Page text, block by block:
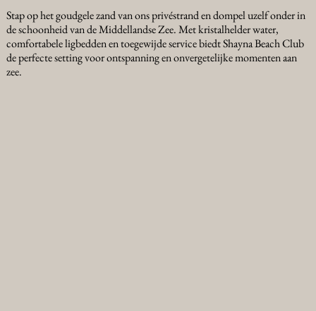
Stap op het goudgele zand van ons privéstrand en dompel uzelf onder in
de schoonheid van de Middellandse Zee. Met kristalhelder water,
comfortabele ligbedden en toegewijde service biedt Shayna Beach Club
de perfecte setting voor ontspanning en onvergetelijke momenten aan
zee.